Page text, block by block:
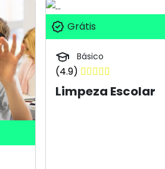
Grátis
Básico
(4.9)
Limpeza Escolar